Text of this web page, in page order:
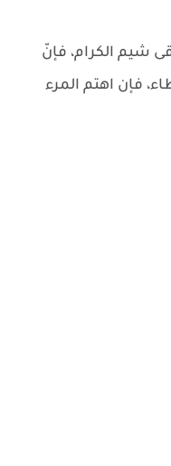
شيم الكرام، فإنّ
فإن اهتم المرء